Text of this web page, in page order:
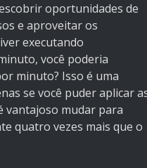
oportunidades de
e aproveitar os
executando
você poderia
minuto? Isso é uma
se você puder aplicar
vantajoso mudar para
quatro vezes mais que o